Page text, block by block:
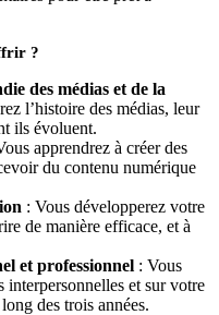
?
des médias et de la
l’histoire des médias, leur
ils évoluent.
apprendrez à créer des
du contenu numérique
: Vous développerez votre
de manière efficace, et à
et professionnel : Vous
interpersonnelles et sur votre
des trois années.